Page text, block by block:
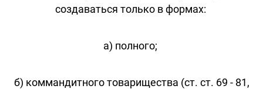
создаваться только в формах:
а) полного;
б) коммандитного товарищества (ст. ст. 69 - 81,